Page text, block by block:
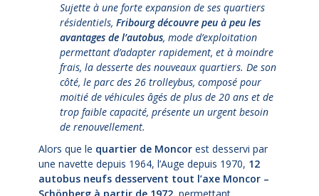
Sujette à une forte expansion de ses quartiers
résidentiels, Fribourg découvre peu à peu les
avantages de l’autobus, mode d’exploitation
permettant d’adapter rapidement, et à moindre
frais, la desserte des nouveaux quartiers. De son
côté, le parc des 26 trolleybus, composé pour
moitié de véhicules âgés de plus de 20 ans et de
trop faible capacité, présente un urgent besoin
de renouvellement.
Alors que le quartier de Moncor est desservi par
une navette depuis 1964, l’Auge depuis 1970, 12
autobus neufs desservent tout l’axe Moncor –